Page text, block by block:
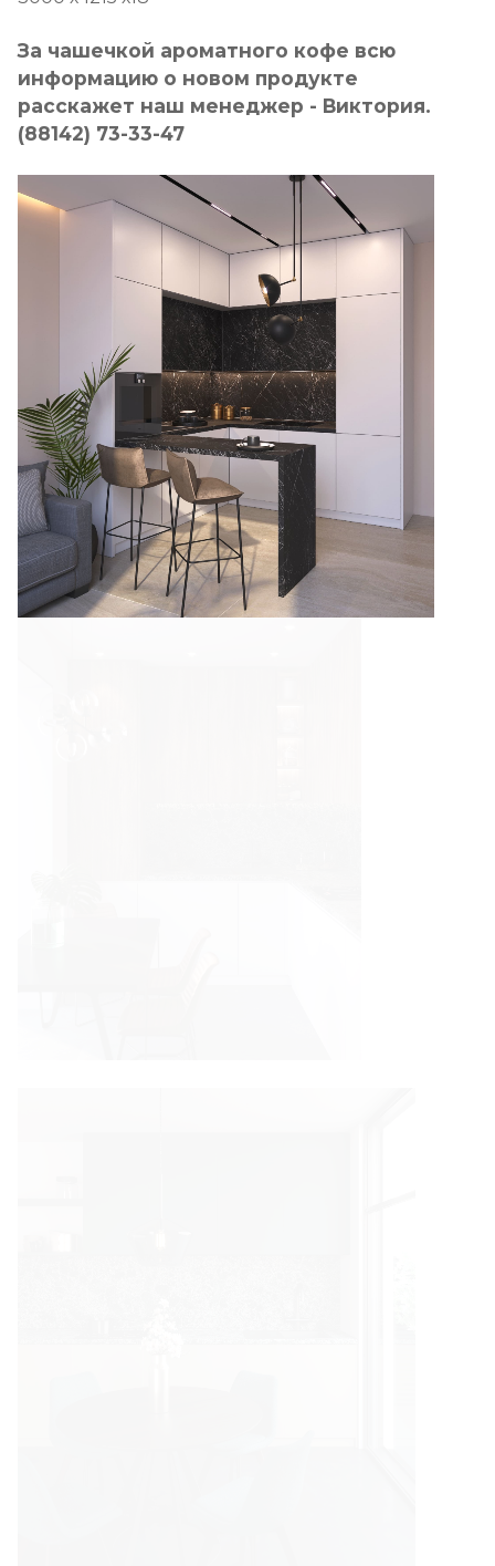
За чашечкой ароматного кофе всю
информацию о новом продукте
расскажет наш менеджер - Виктория.
(88142) 73-33-47